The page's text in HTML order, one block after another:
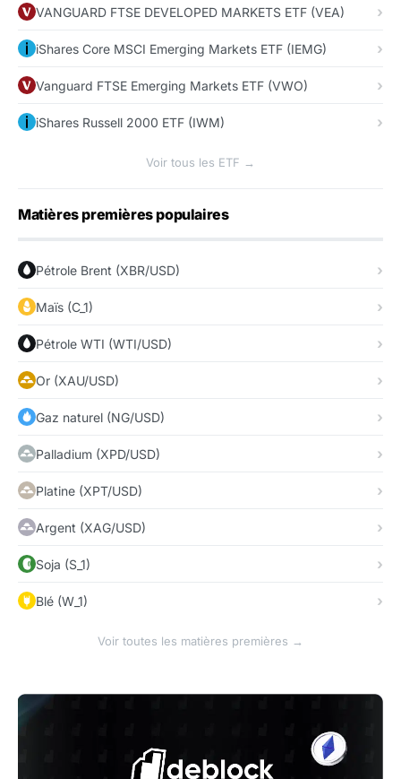
VANGUARD FTSE DEVELOPED MARKETS ETF (VEA)
iShares Core MSCI Emerging Markets ETF (IEMG)
Vanguard FTSE Emerging Markets ETF (VWO)
iShares Russell 2000 ETF (IWM)
Voir tous les ETF →
Matières premières populaires
Pétrole Brent (XBR/USD)
Maïs (C_1)
Pétrole WTI (WTI/USD)
Or (XAU/USD)
Gaz naturel (NG/USD)
Palladium (XPD/USD)
Platine (XPT/USD)
Argent (XAG/USD)
Soja (S_1)
Blé (W_1)
Voir toutes les matières premières →